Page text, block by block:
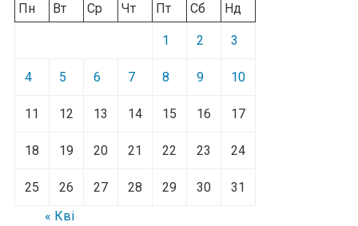
Пн
Вт Ср Чт Пт Сб Нд
1 2 3
4 5 6 7 8 9 10
11 12 13 14 15 16 17
18 19 20 21 22 23 24
25 26 27 28 29 30
31
« Кві